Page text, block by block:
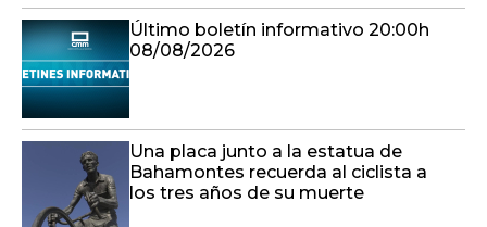
Último boletín informativo 20:00h
08/08/2026
Una placa junto a la estatua de
Bahamontes recuerda al ciclista a
los tres años de su muerte